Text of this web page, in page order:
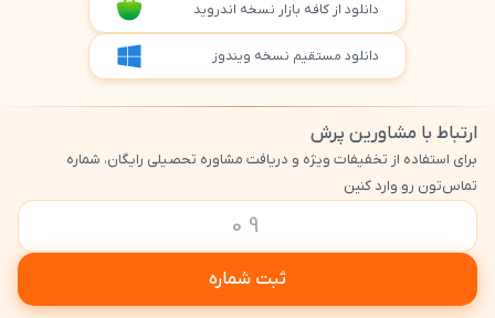
دانلود از کافه بازار نسخه اندروید
دانلود مستقیم نسخه ویندوز
ارتباط با مشاورین پرش
برای استفاده از تخفیفات ویژه و دریافت مشاوره تحصیلی رایگان، شماره
تماس‌تون رو وارد کنین
ثبت شماره